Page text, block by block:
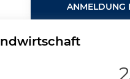
ANMELDUNG